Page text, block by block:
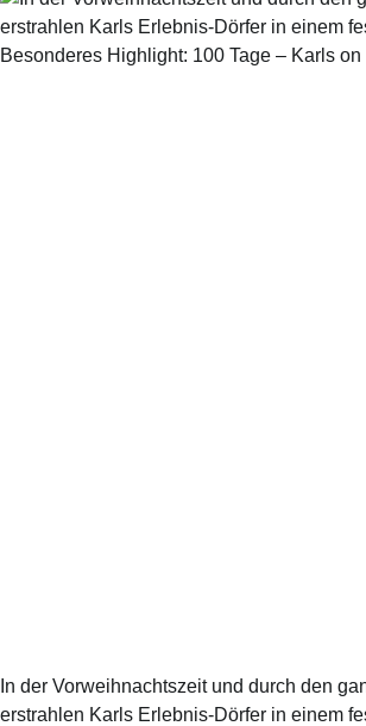
In der Vorweihnachtszeit und durch den
erstrahlen Karls Erlebnis-Dörfer in einem